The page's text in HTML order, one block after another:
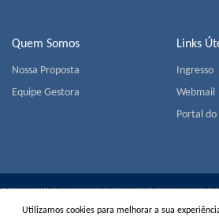
Quem Somos
Nossa Proposta
Equipe Gestora
Links
Ingresso
Webmail
Portal do
905 - Morumbi - CEP 05618-001 -
Utilizamos cookies para melhorar a sua